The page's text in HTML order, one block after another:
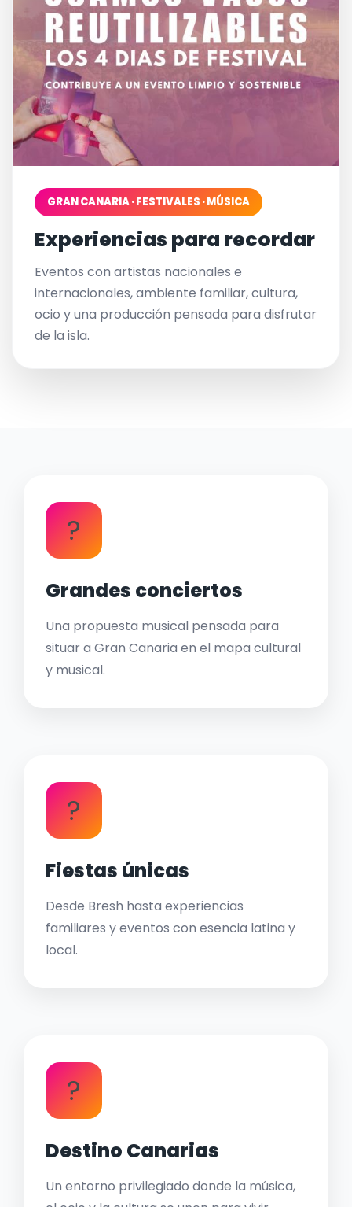
GRAN CANARIA · FESTIVALES · MÚSICA
Experiencias para recordar
Eventos con artistas nacionales e
internacionales, ambiente familiar, cultura,
ocio y una producción pensada para disfrutar
de la isla.
?
Grandes conciertos
Una propuesta musical pensada para
situar a Gran Canaria en el mapa cultural
y musical.
?
Fiestas únicas
Desde Bresh hasta experiencias
familiares y eventos con esencia latina y
local.
?
Destino Canarias
Un entorno privilegiado donde la música,